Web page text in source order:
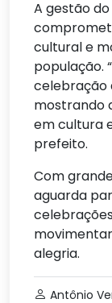
A gestão
cultural e
população.
celebração
mostrando
em cultura
prefeito.
Com
aguarda
alegria.
Antônio